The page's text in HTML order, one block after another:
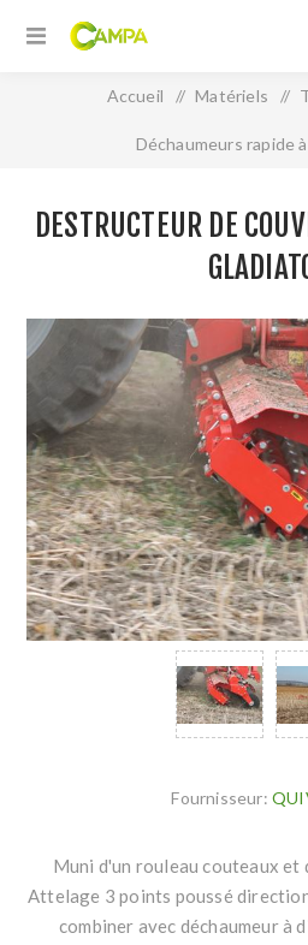
Accueil / Matériels /
Déchaumeurs rapide
DESTRUCTEUR DE
Fournisseur:
Muni d'un rouleau couteaux et
Attelage 3 points poussé
combiner avec déchaumeur à